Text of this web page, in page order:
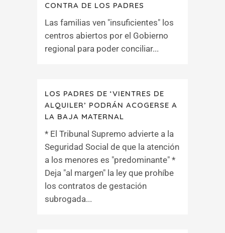
CONTRA DE LOS PADRES
Las familias ven "insuficientes" los
centros abiertos por el Gobierno
regional para poder conciliar...
LOS PADRES DE ‘VIENTRES DE
ALQUILER’ PODRÁN ACOGERSE A
LA BAJA MATERNAL
* El Tribunal Supremo advierte a la
Seguridad Social de que la atención
a los menores es "predominante" *
Deja "al margen" la ley que prohíbe
los contratos de gestación
subrogada...